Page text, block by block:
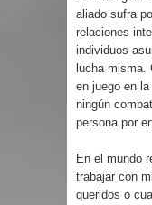
aliado sufra
relaciones
individuos
lucha misma.
en juego en
ningún
persona por
En el mundo
trabajar con
queridos o